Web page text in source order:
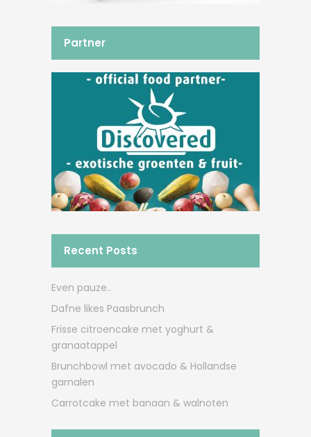
Partner
Recent Posts
Even pauze..
Dafne likes Paasbrunch
Frisse citroencake met yoghurt &
granaatappel
Brunchbowl met avocado & Hollandse
garnalen
Carrotcake met banaan & walnoten